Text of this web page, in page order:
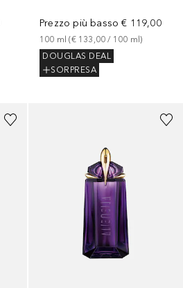
Prezzo più basso € 119,00
100 ml (€ 133,00 / 100 ml)
DOUGLAS DEAL
SORPRESA